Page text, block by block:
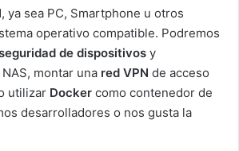
ya sea PC, Smartphone u otros
operativo compatible. Podremos
de dispositivos y
montar una red VPN de acceso
utilizar Docker como contenedor de
desarrolladores o nos gusta la